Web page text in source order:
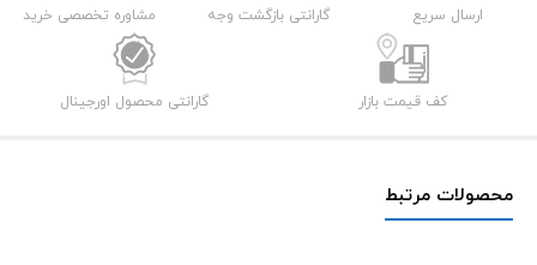
1.5mارسال سریع گارانتی بازگشت وجه مشاوره تخصصی خرید
کف قیمت بازار گارانتی محصول اورجینال
محصولات مرتبط